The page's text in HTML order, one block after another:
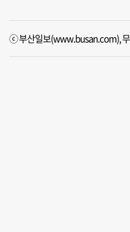
ⓒ 부산일보(www.busan.com), 무